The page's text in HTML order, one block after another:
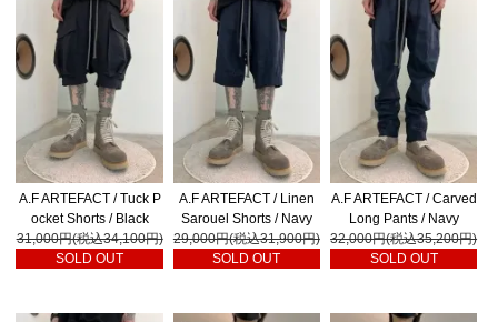
A.F ARTEFACT / Tuck P
ocket Shorts / Black
31,000円(税込34,100円)
SOLD OUT
A.F ARTEFACT / Linen
Sarouel Shorts / Navy
29,000円(税込31,900円)
SOLD OUT
A.F ARTEFACT / Carved
Long Pants / Navy
32,000円(税込35,200円)
SOLD OUT